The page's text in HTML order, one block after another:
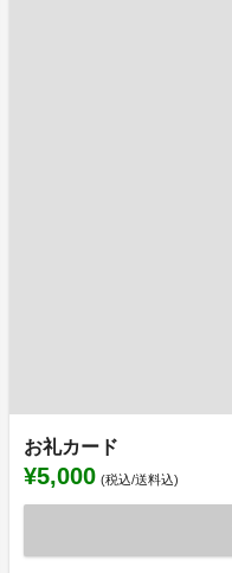
お礼カード
¥5,000 (税込/送料込)